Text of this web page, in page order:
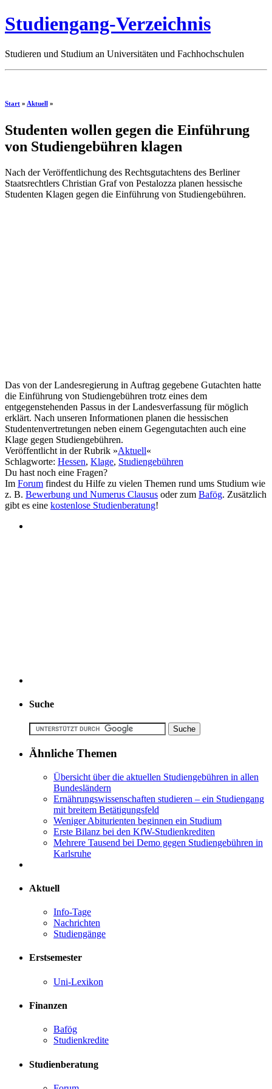
Studiengang-Verzeichnis
Studieren und Studium an Universitäten und Fachhochschulen
Start » Aktuell »
Studenten wollen gegen die Einführung
von Studiengebühren klagen
Nach der Veröffentlichung des Rechtsgutachtens des Berliner
Staatsrechtlers Christian Graf von Pestalozza planen hessische
Studenten Klagen gegen die Einführung von Studiengebühren.
Das von der Landesregierung in Auftrag gegebene Gutachten hatte
die Einführung von Studiengebühren trotz eines dem
entgegenstehenden Passus in der Landesverfassung für möglich
erklärt. Nach unseren Informationen planen die hessischen
Studentenvertretungen neben einem Gegengutachten auch eine
Klage gegen Studiengebühren.
Veröffentlicht in der Rubrik »Aktuell«
Schlagworte: Hessen, Klage, Studiengebühren
Du hast noch eine Fragen?
Im Forum findest du Hilfe zu vielen Themen rund ums Studium wie
z. B. Bewerbung und Numerus Clausus oder zum Bafög. Zusätzlich
gibt es eine kostenlose Studienberatung!
Suche
Ähnliche Themen
Übersicht über die aktuellen Studiengebühren in allen
Bundesländern
Ernährungswissenschaften studieren – ein Studiengang
mit breitem Betätigungsfeld
Weniger Abiturienten beginnen ein Studium
Erste Bilanz bei den KfW-Studienkrediten
Mehrere Tausend bei Demo gegen Studiengebühren in
Karlsruhe
Aktuell
Info-Tage
Nachrichten
Studiengänge
Erstsemester
Uni-Lexikon
Finanzen
Bafög
Studienkredite
Studienberatung